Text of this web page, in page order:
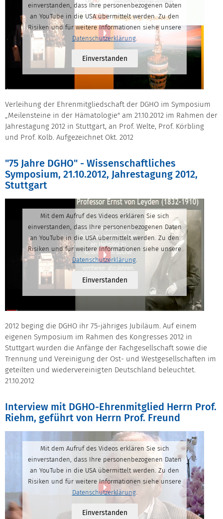
einverstanden, dass Ihre personenbezogenen Daten
an YouTube in die USA übermittelt werden. Zu den
Risiken und für weitere Informationen siehe unsere
Datenschutzerklärung.
Einverstanden
Verleihung der Ehrenmitgliedschaft der DGHO im Symposium
„Meilensteine in der Hämatologie" am 21.10.2012 im Rahmen der
Jahrestagung 2012 in Stuttgart, an Prof. Welte, Prof. Körbling
und Prof. Kolb. Aufgezeichnet Okt. 2012
"75 Jahre DGHO" - Wissenschaftliches
Symposium, 21.10.2012, Jahrestagung 2012,
Stuttgart
Mit dem Aufruf des Videos erklären Sie sich
einverstanden, dass Ihre personenbezogenen Daten
an YouTube in die USA übermittelt werden. Zu den
Risiken und für weitere Informationen siehe unsere
Datenschutzerklärung.
Einverstanden
2012 beging die DGHO ihr 75-jähriges Jubiläum. Auf einem
eigenen Symposium im Rahmen des Kongresses 2012 in
Stuttgart wurden die Anfänge der Fachgesellschaft sowie die
Trennung und Vereinigung der Ost- und Westgesellschaften im
geteilten und wiedervereinigten Deutschland beleuchtet.
21.10.2012
Interview mit DGHO-Ehrenmitglied Herrn Prof.
Riehm, geführt von Herrn Prof. Freund
Mit dem Aufruf des Videos erklären Sie sich
einverstanden, dass Ihre personenbezogenen Daten
an YouTube in die USA übermittelt werden. Zu den
Risiken und für weitere Informationen siehe unsere
Datenschutzerklärung.
Einverstanden